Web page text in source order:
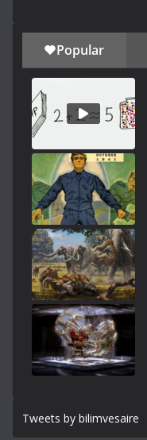
Popular
Tweets by bilimvesaire